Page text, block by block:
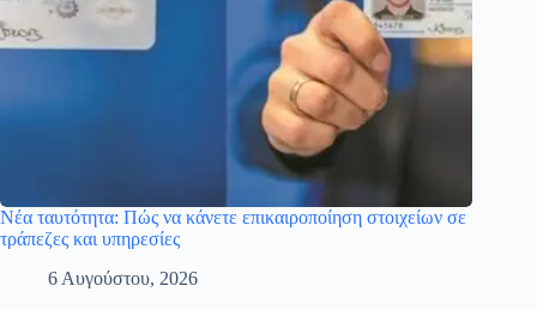
Νέα ταυτότητα: Πώς να κάνετε επικαιροποίηση στοιχείων σε
τράπεζες και υπηρεσίες
6 Αυγούστου, 2026